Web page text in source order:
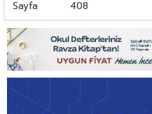
Sayfa
408